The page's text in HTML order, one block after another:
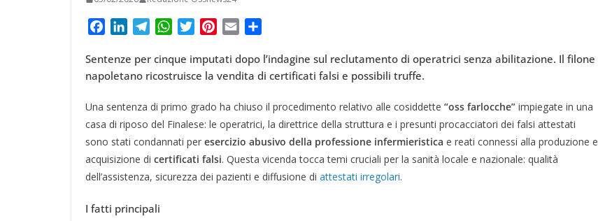
c
e
o
o
k
n
k
d
I
n
l
e
r
a
m
W
a
t
A
p
p
i
t
e
r
n
t
r
e
s
t
a
i
n
d
v
i
d
i
Sentenze per cinque imputati dopo l’indagine sul reclutamento di operatrici senza abilitazione. Il filone
napoletano ricostruisce la vendita di certificati falsi e possibili truffe.
Una sentenza di primo grado ha chiuso il procedimento relativo alle cosiddette “oss farlocche” impiegate in una
casa di riposo del Finalese: le operatrici, la direttrice della struttura e i presunti procacciatori dei falsi attestati
sono stati condannati per esercizio abusivo della professione infermieristica e reati connessi alla produzione e
acquisizione di certificati falsi. Questa vicenda tocca temi cruciali per la sanità locale e nazionale: qualità
dell’assistenza, sicurezza dei pazienti e diffusione di attestati irregolari.
I fatti principali